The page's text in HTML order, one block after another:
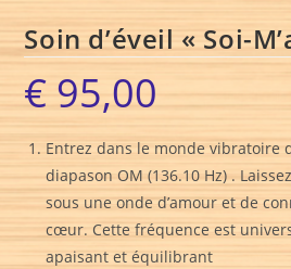
Soin d’éveil « Soi-
€ 95,00
Entrez dans le monde vibratoire
diapason OM (136.10 Hz) .
sous une onde d’amour et de
cœur. Cette fréquence est
apaisant et équilibrant